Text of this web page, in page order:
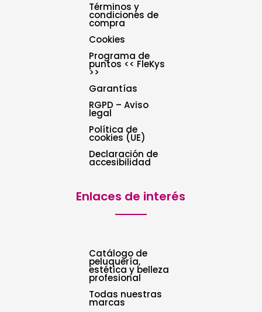
Términos y
condiciones de
compra
Cookies
Programa de
puntos << FleKys
>>
Garantías
RGPD – Aviso
legal
Política de
cookies (UE)
Declaración de
accesibilidad
Enlaces de interés
Catálogo de
peluquería,
estética y belleza
profesional
Todas nuestras
marcas